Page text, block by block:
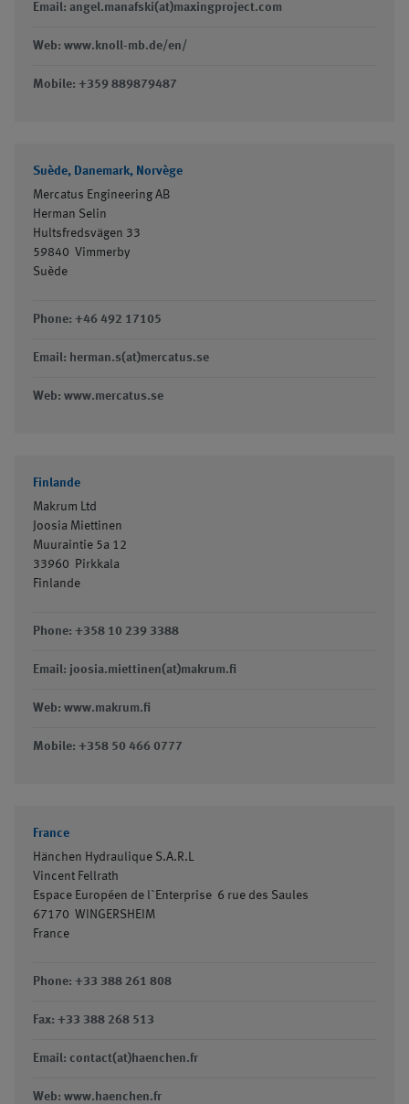
Email: angel.manafski(at)maxingproject.com
Web: www.knoll-mb.de/en/
Mobile: +359 889879487
Suède, Danemark, Norvège
Mercatus Engineering AB
Herman Selin
Hultsfredsvägen 33
59840 Vimmerby
Suède
Phone: +46 492 17105
Email: herman.s(at)mercatus.se
Web: www.mercatus.se
Finlande
Makrum Ltd
Joosia Miettinen
Muuraintie 5a 12
33960
Pirkkala
Finlande
Phone: +358 10 239 3388
Email: joosia.miettinen(at)makrum.fi
Web: www.makrum.fi
Mobile: +358 50 466 0777
France
Hänchen Hydraulique S.A.R.L
Vincent Fellrath
Espace Européen de l`Enterprise 6 rue des Saules
67170 WINGERSHEIM
France
Phone: +33 388 261 808
Fax: +33 388 268 513
Email: contact(at)haenchen.fr
Web: www.haenchen.fr